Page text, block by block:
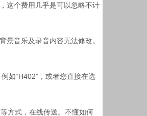
这个费用几乎是可以忽略不计
景音乐及录音内容无法修改。
如“H402”，或者您直接在选
方式，在线传送。不懂如何